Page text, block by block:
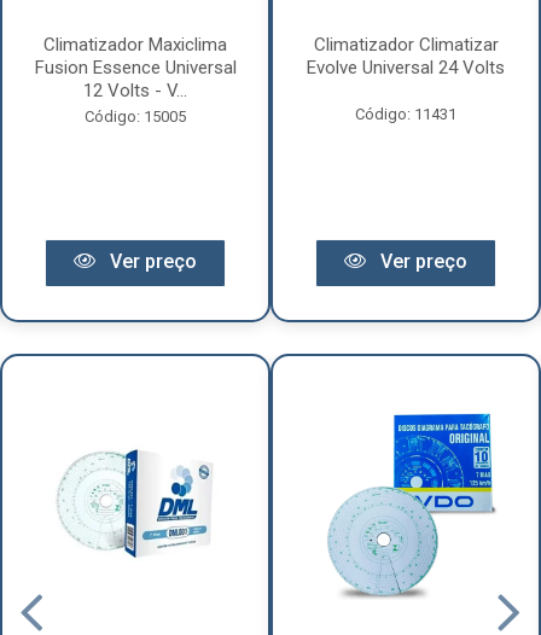
Climatizador Maxiclima
Fusion Essence Universal
12 Volts - V...
Código: 15005
Ver preço
Climatizador Climatizar
Evolve Universal 24 Volts
Código: 11431
Ver preço